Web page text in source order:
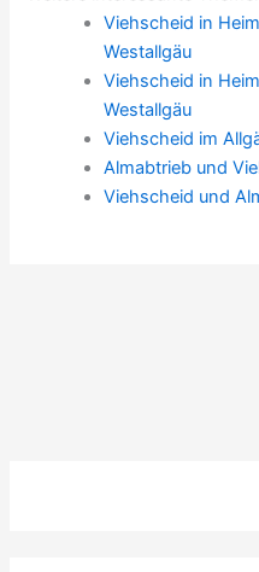
Viehscheid in
Westallgäu
Viehscheid in
Westallgäu
Viehscheid im
Almabtrieb und
Viehscheid und